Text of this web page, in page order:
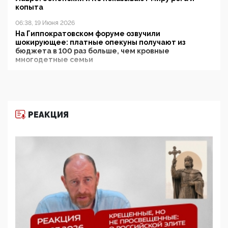
копыта
06:38, 19 Июня 2026
На Гиппократовском форуме озвучили
шокирующее: платные опекуны получают из
бюджета в 100 раз больше, чем кровные
многодетные семьи
11:53, 09 Июня 2026
деятельность ИИТО ЮНЕСКО в России, но
цифроглобалисты продолжают определять
повестку в образовании
09:43, 01 Июня 2026
5G за счет здоровья граждан: Минцифры намерено
отобрать у регионов и муниципалитетов право
защищать жилые дома и социальные объекты от
05:58, 26 Мая 2026
РЕАКЦИЯ